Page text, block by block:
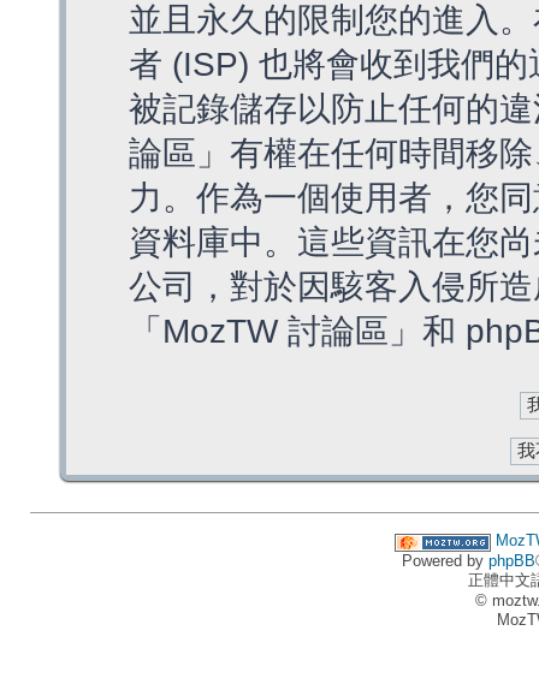
並且永久的限制您的進入
者 (ISP) 也將會收到我們
被記錄儲存以防止任何的
論區」有權在任何時間移
力。作為一個使用者，您
資料庫中。這些資訊在您
公司，對於因駭客入侵所
「MozTW 討論區」和
Powered by phpBB
正體中文
©